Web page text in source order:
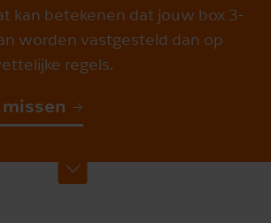
kan betekenen dat jouw box 3-
worden vastgesteld dan op
regels.
missen